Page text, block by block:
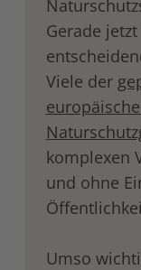
Gerade
Viele der
komplexen
und ohne
Umso